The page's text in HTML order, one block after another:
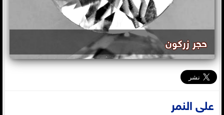
حجر زركون
على النمر